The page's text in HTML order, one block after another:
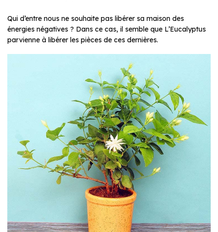
Qui d’entre nous ne souhaite pas libérer sa maison des
énergies négatives ? Dans ce cas, il semble que L’Eucalyptus
parvienne à libérer les pièces de ces dernières.